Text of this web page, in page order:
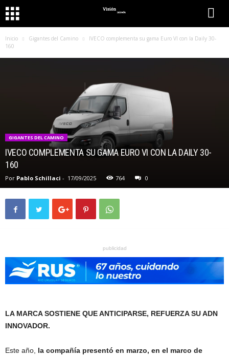
Inicio Gigantes del Camino
IVECO complementa su gama Euro VI con la Daily 30-
160
GIGANTES DEL CAMINO
IVECO COMPLEMENTA SU GAMA EURO VI CON LA DAILY 30-
160
Por Pablo Schillaci - 17/09/2025 764 0
publicidad
LA MARCA SOSTIENE QUE ANTICIPARSE, REFUERZA SU ADN
INNOVADOR.
Este año, la compañía presentó en marzo, en el marco de